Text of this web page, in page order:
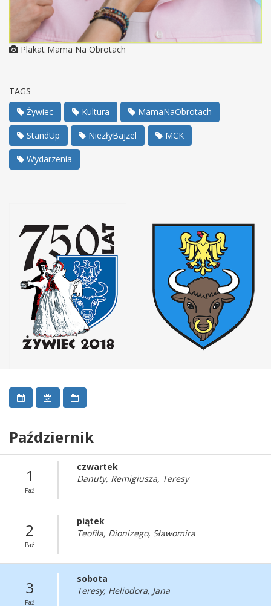
Plakat Mama Na Obrotach
TAGS
Żywiec
Kultura MamaNaObrotach
StandUp NiezłyBajzel MCK
Wydarzenia
Październik
1
Paź
czwartek
Danuty, Remigiusza, Teresy
2
Paź
piątek
Teofila, Dionizego, Sławomira
3
Paź
sobota
Teresy, Heliodora, Jana